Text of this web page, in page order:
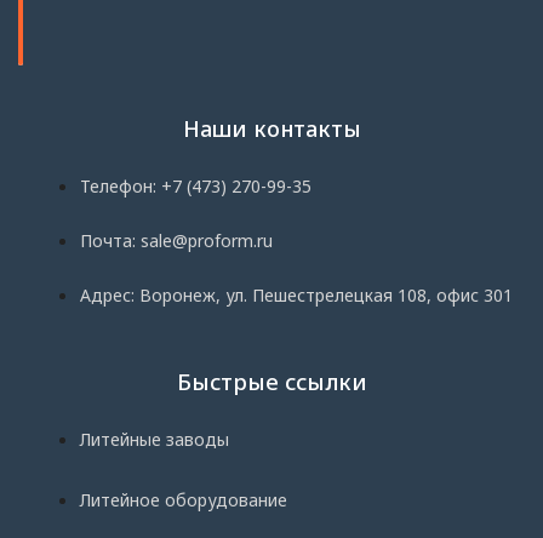
Наши контакты
Телефон: +7 (473) 270-99-35
Почта: sale@proform.ru
Адрес: Воронеж, ул. Пешестрелецкая 108, офис 301
Быстрые ссылки
Литейные заводы
Литейное оборудование